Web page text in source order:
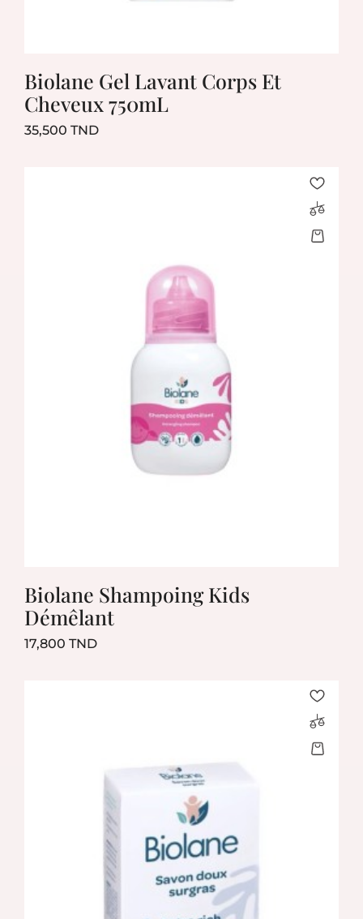
Biolane Gel Lavant Corps Et
Cheveux 750mL
35,500 TNDPrix
Biolane Shampoing Kids
Démêlant
17,800 TNDPrix